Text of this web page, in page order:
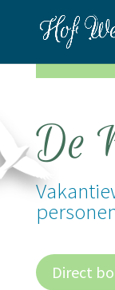
De
Direct